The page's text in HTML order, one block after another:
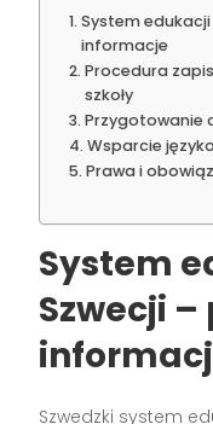
System
informacje
Procedura
szkoły
Przygotowanie
Wsparcie
Prawa i
System
Szwecji
Szwedzki system